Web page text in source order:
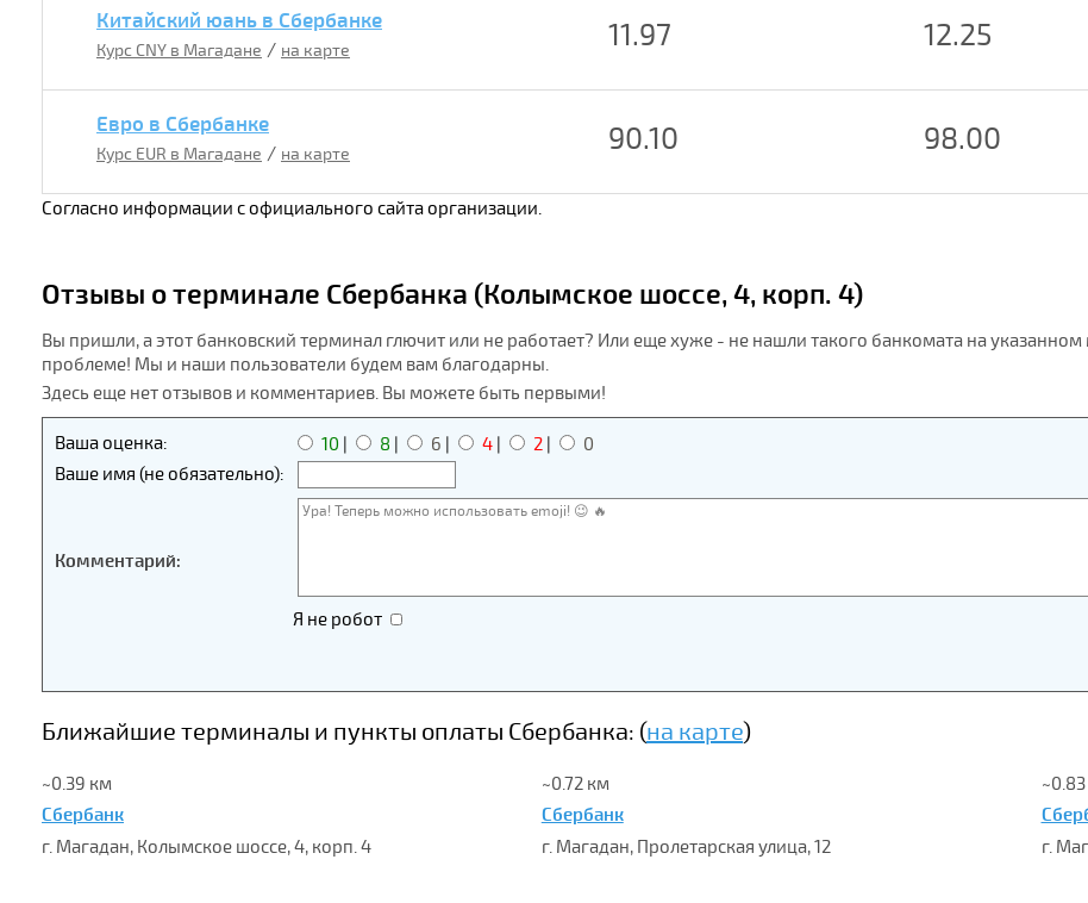
Китайский юань в Сбербанке
Курс CNY в Магадане / на карте 11.97 12.25
Евро в Сбербанке
Курс EUR в Магадане / на карте 90.10 98.00
Согласно информации с официального сайта организации.
Отзывы о терминале Сбербанка (Колымское шоссе, 4, корп. 4)
Вы пришли, а этот банковский терминал глючит или не работает? Или еще хуже - не нашли такого банкомата на
проблеме! Мы и наши пользователи будем вам благодарны.
Здесь еще нет отзывов и комментариев. Вы можете быть первыми!
Ваша оценка: 10 8 6 4 2
0
Ваше имя (не обязательно):
Комментарий:
Я не робот
Ближайшие терминалы и пункты оплаты Сбербанка: (на карте)
~0.39 км
Сбербанк
г. Магадан, Колымское шоссе, 4, корп. 4
~0.72 км
Сбербанк
г. Магадан, Пролетарская улица, 12 г.